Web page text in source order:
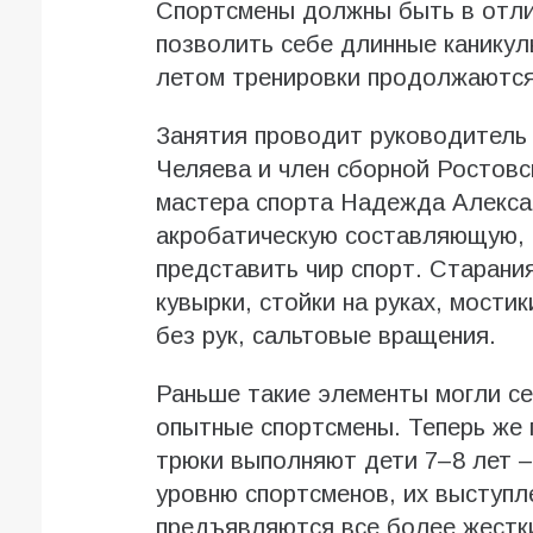
Спортсмены должны быть в
позволить себе длинные
летом тренировки
Занятия проводит
Челяева и член сборной
мастера спорта Надежда
акробатическую
представить чир спорт.
кувырки, стойки на руках,
без рук, сальтовые вращения.
Раньше такие элементы могли
опытные спортсмены. Теперь же
трюки выполняют дети 7–8 лет
уровню спортсменов, их
предъявляются все более